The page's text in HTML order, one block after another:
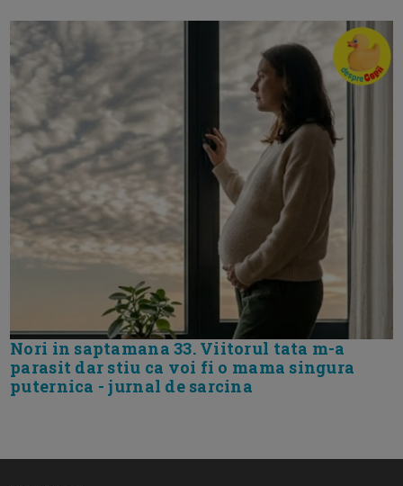
Nori in saptamana 33. Viitorul tata m-a
parasit dar stiu ca voi fi o mama singura
puternica - jurnal de sarcina